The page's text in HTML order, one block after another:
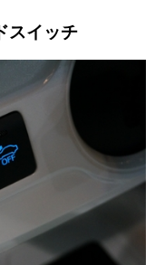
スイッチ